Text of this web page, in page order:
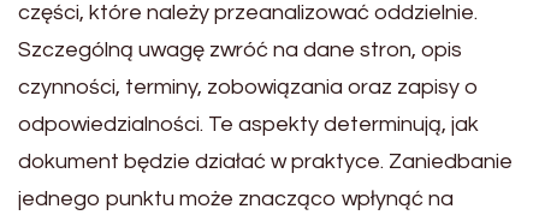
części, które należy przeanalizować oddzielnie.
Szczególną uwagę zwróć na dane stron, opis
czynności, terminy, zobowiązania oraz zapisy o
odpowiedzialności. Te aspekty determinują, jak
dokument będzie działać w praktyce. Zaniedbanie
jednego punktu może znacząco wpłynąć na